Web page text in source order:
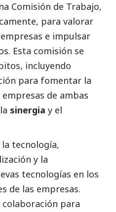
Comisión de Trabajo,
para valorar
e impulsar
Esta comisión se
incluyendo
para fomentar la
de ambas
sinergia y el
tecnología,
y la
tecnologías en los
de las empresas.
para